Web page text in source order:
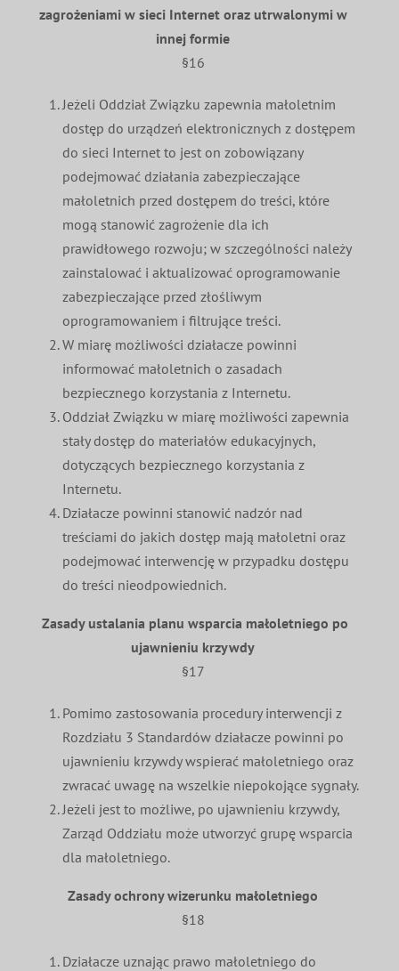
zagrożeniami w sieci Internet oraz utrwalonymi w
innej formie
§16
Jeżeli Oddział Związku zapewnia małoletnim
dostęp do urządzeń elektronicznych z dostępem
do sieci Internet to jest on zobowiązany
podejmować działania zabezpieczające
małoletnich przed dostępem do treści, które
mogą stanowić zagrożenie dla ich
prawidłowego rozwoju; w szczególności należy
zainstalować i aktualizować oprogramowanie
zabezpieczające przed złośliwym
oprogramowaniem i filtrujące treści.
W miarę możliwości działacze powinni
informować małoletnich o zasadach
bezpiecznego korzystania z Internetu.
Oddział Związku w miarę możliwości zapewnia
stały dostęp do materiałów edukacyjnych,
dotyczących bezpiecznego korzystania z
Internetu.
Działacze powinni stanowić nadzór nad
treściami do jakich dostęp mają małoletni oraz
podejmować interwencję w przypadku dostępu
do treści nieodpowiednich.
Zasady ustalania planu wsparcia małoletniego po
ujawnieniu krzywdy
§17
Pomimo zastosowania procedury interwencji z
Rozdziału 3 Standardów działacze powinni po
ujawnieniu krzywdy wspierać małoletniego oraz
zwracać uwagę na wszelkie niepokojące sygnały.
Jeżeli jest to możliwe, po ujawnieniu krzywdy,
Zarząd Oddziału może utworzyć grupę wsparcia
dla małoletniego.
Zasady ochrony wizerunku małoletniego
§18
Działacze uznając prawo małoletniego do